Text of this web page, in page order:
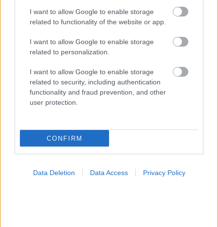
I want to allow Google to enable storage
related to functionality of the website or app.
I want to allow Google to enable storage
related to personalization.
I want to allow Google to enable storage
related to security, including authentication
functionality and fraud prevention, and other
user protection.
CONFIRM
Data Deletion Data Access Privacy Policy